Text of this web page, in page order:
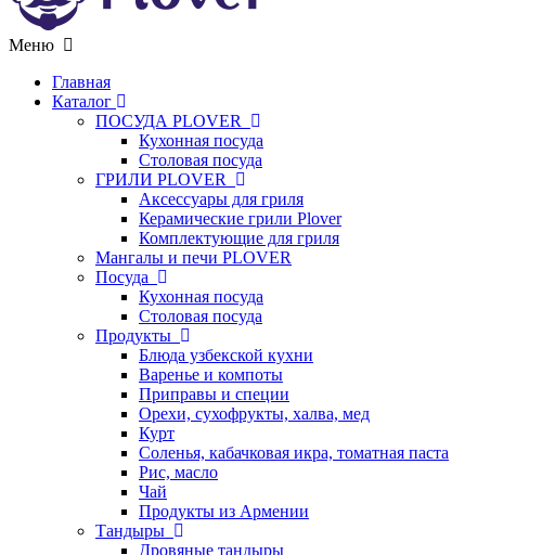
Меню
Главная
Каталог
ПОСУДА PLOVER
Кухонная посуда
Столовая посуда
ГРИЛИ PLOVER
Аксессуары для гриля
Керамические грили Plover
Комплектующие для гриля
Мангалы и печи PLOVER
Посуда
Кухонная посуда
Столовая посуда
Продукты
Блюда узбекской кухни
Варенье и компоты
Приправы и специи
Орехи, сухофрукты, халва, мед
Курт
Соленья, кабачковая икра, томатная паста
Рис, масло
Чай
Продукты из Армении
Тандыры
Дровяные тандыры